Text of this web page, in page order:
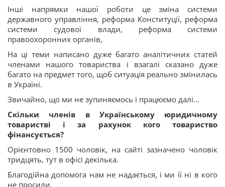
Інші напрямки нашої роботи це зміна системи
державного управління, реформа Конституції, реформа
системи судової влади, реформа системи
правоохоронних органів,
На ці теми написано дуже багато аналітичних статей
членами нашого товариства і взагалі сказано дуже
багато на предмет того, щоб ситуація реально змінилась
в Україні.
Звичайно, що ми не зупиняємось і працюємо далі…
Скільки членів в Українському юридичному
товаристві і за рахунок кого товариство
фінансується?
Орієнтовно 1500 чоловік, на сайті зазначено чоловік
тридцять, тут в офісі декілька.
Благодійна допомога нам не надається, і ми її ні в кого
не просили.